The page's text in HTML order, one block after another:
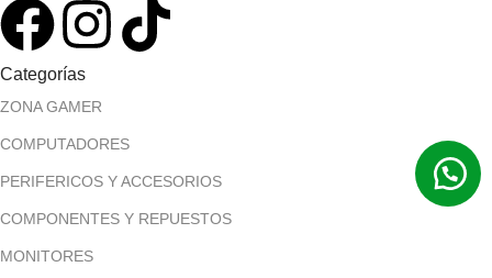
Categorías
ZONA GAMER
COMPUTADORES
PERIFERICOS Y ACCESORIOS
COMPONENTES Y REPUESTOS
MONITORES